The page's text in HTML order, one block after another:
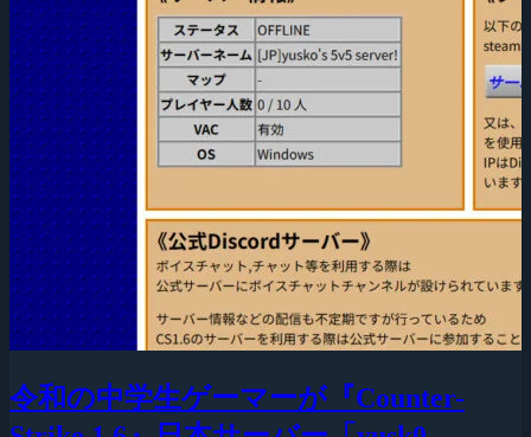
令和の中学生ゲーマーが『Counter-